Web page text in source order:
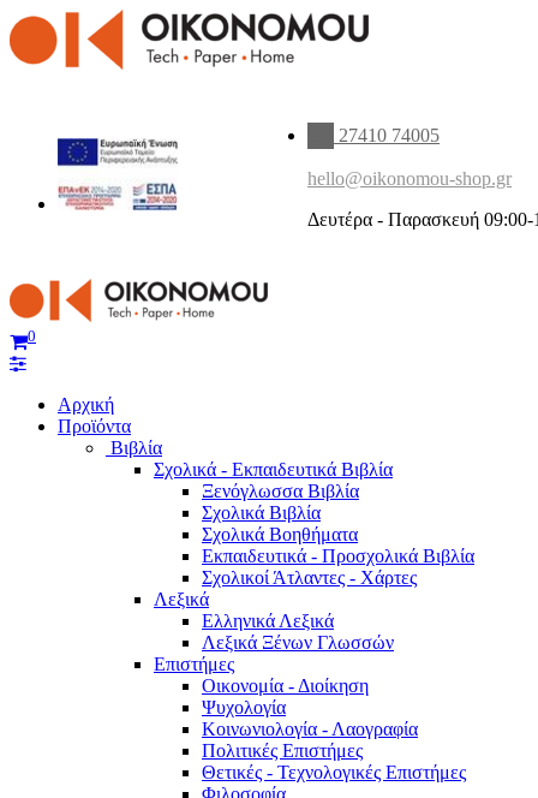
27410 74005
hello@oikonomou-shop.gr
Δευτέρα - Παρασκευή 09:00-
0
Αρχική
Προϊόντα
Βιβλία
Σχολικά - Εκπαιδευτικά Βιβλία
Ξενόγλωσσα Βιβλία
Σχολικά Βιβλία
Σχολικά Βοηθήματα
Εκπαιδευτικά - Προσχολικά Βιβλία
Σχολικοί Άτλαντες - Χάρτες
Λεξικά
Ελληνικά Λεξικά
Λεξικά Ξένων Γλωσσών
Επιστήμες
Οικονομία - Διοίκηση
Ψυχολογία
Κοινωνιολογία - Λαογραφία
Πολιτικές Eπιστήμες
Θετικές - Τεχνολογικές Επιστήμες